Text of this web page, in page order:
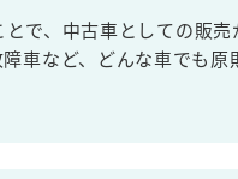
で、中古車としての販
車など、どんな車でも